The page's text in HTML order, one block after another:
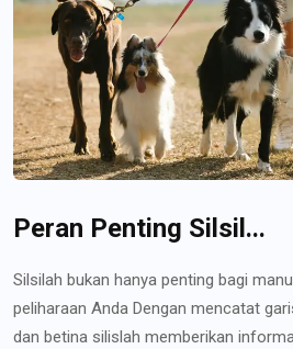
Peran Penting Silsil...
Silsilah bukan hanya penting bagi
peliharaan Anda Dengan mencatat
dan betina silislah memberikan